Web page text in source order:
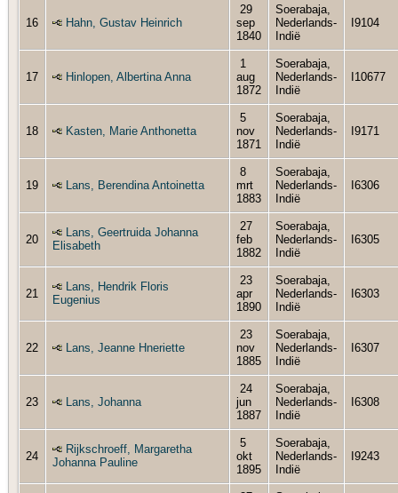
16 Hahn, Gustav Heinrich
29
sep
1840
Soerabaja,
Nederlands-
Indië
I9104
17 Hinlopen, Albertina Anna
1
aug
1872
Soerabaja,
Nederlands-
Indië
I10677
18 Kasten, Marie Anthonetta
5
nov
1871
Soerabaja,
Nederlands-
Indië
I9171
19 Lans, Berendina Antoinetta
8
mrt
1883
Soerabaja,
Nederlands-
Indië
I6306
20
Lans, Geertruida Johanna
Elisabeth
27
feb
1882
Soerabaja,
Nederlands-
Indië
I6305
21
Lans, Hendrik Floris
Eugenius
23
apr
1890
Soerabaja,
Nederlands-
Indië
I6303
22 Lans, Jeanne Hneriette
23
nov
1885
Soerabaja,
Nederlands-
Indië
I6307
23 Lans, Johanna
24
jun
1887
Soerabaja,
Nederlands-
Indië
I6308
24
Rijkschroeff, Margaretha
Johanna Pauline
5
okt
1895
Soerabaja,
Nederlands-
Indië
I9243